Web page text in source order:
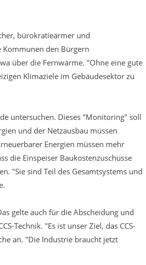
bürokratieärmer und
Kommunen den Bürgern
über die Fernwärme. "Ohne eine gute
Klimaziele im Gebäudesektor zu
untersuchen. Dieses "Monitoring" soll
und der Netzausbau müssen
Energien müssen mehr
die Einspeiser Baukostenzuschüsse
"Sie sind Teil des Gesamtsystems und
gelte auch für die Abscheidung und
Technik. "Es ist unser Ziel, das CCS-
an. "Die Industrie braucht jetzt